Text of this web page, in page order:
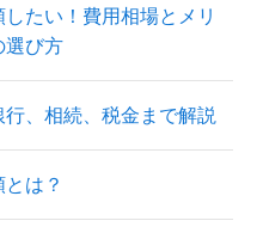
たい！費用相場とメリ
選び方
、相続、税金まで解説
は？